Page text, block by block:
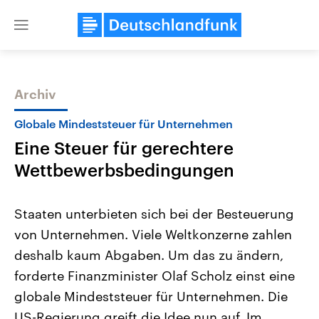
Close
Themen
Landtagswahl Sachsen-Anhalt
2026
Alle Informationen
Sachsen-Anhalt wählt am 6.
September 2026 einen neuen
Landtag. Seit 2021 wird das
Bundesland von einer Koalition aus
USA
Aktuelle Beiträge,
Hintergründe
Wirtschaftlich und
gehören die Vereinigten
den mächtigsten Ländern
mit großem Einfluss auf
Archiv
Globale Mindeststeuer für Unternehmen
Eine Steuer für gerechtere
Wettbewerbsbedingungen
Staaten unterbieten sich bei der Besteuerung
von Unternehmen. Viele Weltkonzerne zahlen
deshalb kaum Abgaben. Um das zu ändern,
forderte Finanzminister Olaf Scholz einst eine
globale Mindeststeuer für Unternehmen. Die